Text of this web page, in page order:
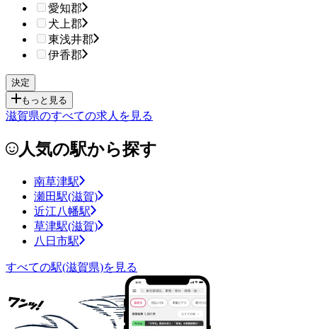
愛知郡
犬上郡
東浅井郡
伊香郡
もっと見る
滋賀県のすべての求人を見る
人気の駅から探す
南草津駅
瀬田駅(滋賀)
近江八幡駅
草津駅(滋賀)
八日市駅
すべての駅(滋賀県)を見る